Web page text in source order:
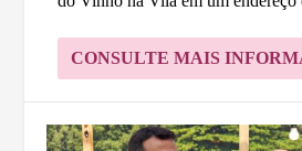
CONSULTE MAIS